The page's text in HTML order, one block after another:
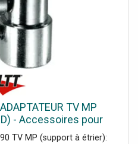
TV MP
- Accessoires pour
élévateurs
TV MP (support à étrier):